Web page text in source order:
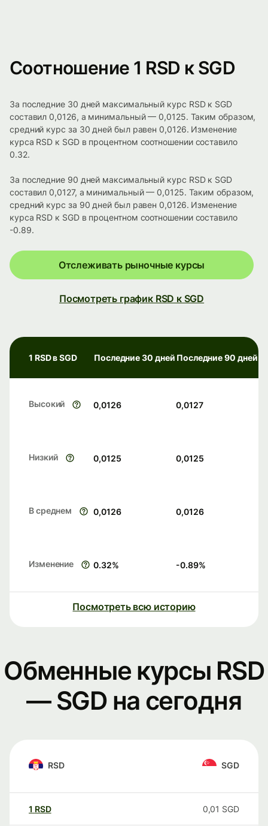
Соотношение 1 RSD к SGD
За последние 30 дней максимальный курс RSD к SGD
составил 0,0126, а минимальный — 0,0125. Таким образом,
средний курс за 30 дней был равен 0,0126. Изменение
курса RSD к SGD в процентном соотношении составило
0.32.
За последние 90 дней максимальный курс RSD к SGD
составил 0,0127, а минимальный — 0,0125. Таким образом,
средний курс за 90 дней был равен 0,0126. Изменение
курса RSD к SGD в процентном соотношении составило
-0.89.
Отслеживать рыночные курсы
Посмотреть график RSD к SGD
1 RSD в SGD Последние 30 дней Последние 90 дней
Высокий 0,0126 0,0127
Низкий 0,0125 0,0125
В среднем 0,0126 0,0126
Изменение 0.32% -0.89%
Посмотреть всю историю
Обменные курсы RSD
— SGD на сегодня
RSD SGD
1 RSD 0,01 SGD